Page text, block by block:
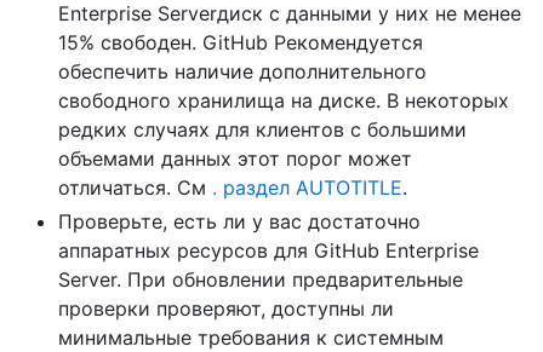
Enterprise Serverдиск с данными у них не менее
15% свободен. GitHub Рекомендуется
обеспечить наличие дополнительного
свободного хранилища на диске. В некоторых
редких случаях для клиентов с большими
объемами данных этот порог может
отличаться. См . раздел AUTOTITLE.
Проверьте, есть ли у вас достаточно
аппаратных ресурсов для GitHub Enterprise
Server. При обновлении предварительные
проверки проверяют, доступны ли
минимальные требования к системным